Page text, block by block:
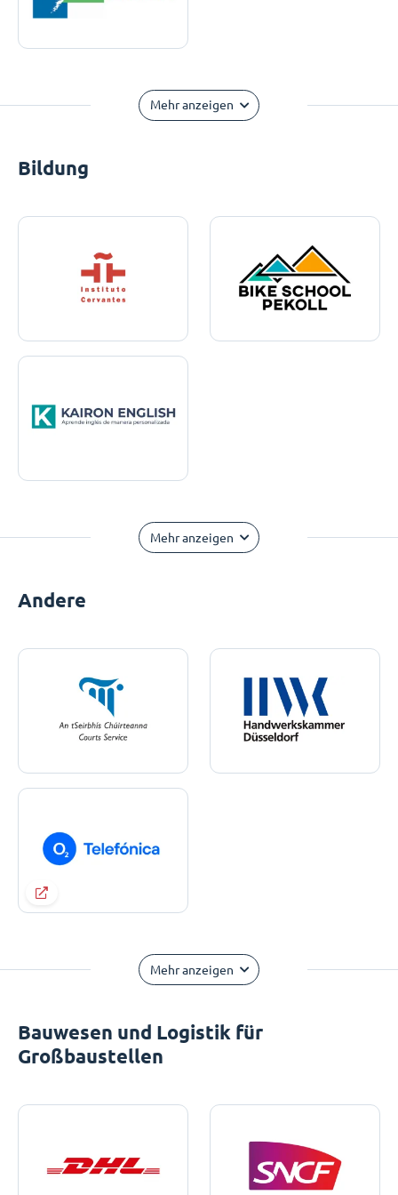
Mehr anzeigen
Bildung
Mehr anzeigen
Andere
Mehr anzeigen
Bauwesen und Logistik für
Großbaustellen